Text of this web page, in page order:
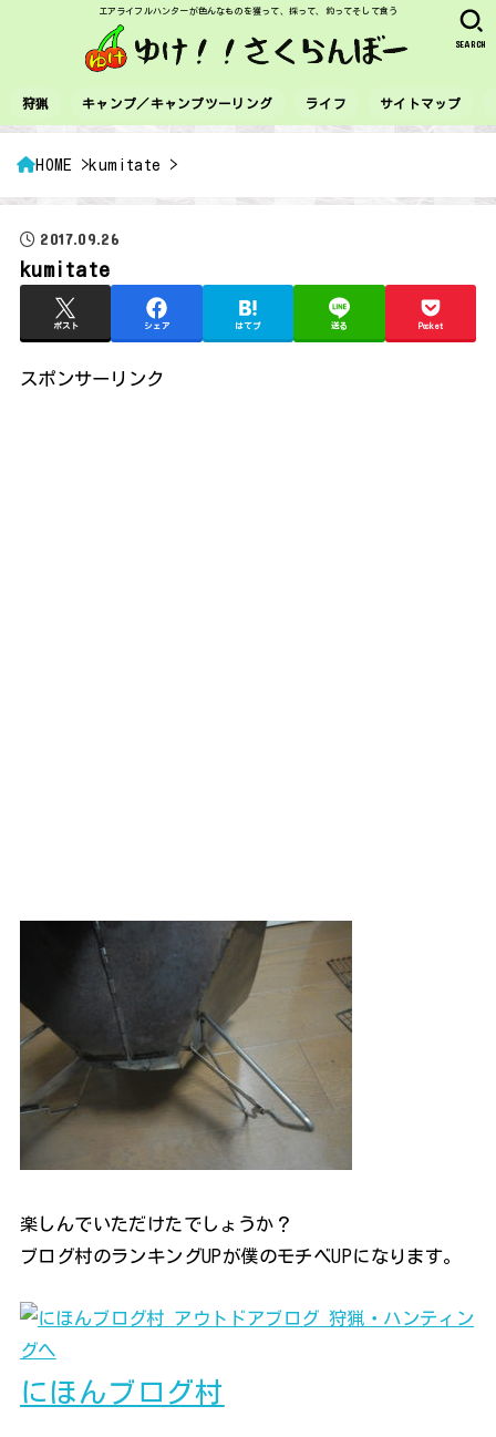
エアライフルハンターが色んなものを獲って、採って、釣ってそして食う
狩猟 キャンプ／キャンプツーリング ライフ サイトマップ
SEARCH
HOME kumitate
2017.09.26
kumitate
ポスト シェア はてブ 送る Pocket
スポンサーリンク
楽しんでいただけたでしょうか？
ブログ村のランキングUPが僕のモチベUPになります。
にほんブログ村